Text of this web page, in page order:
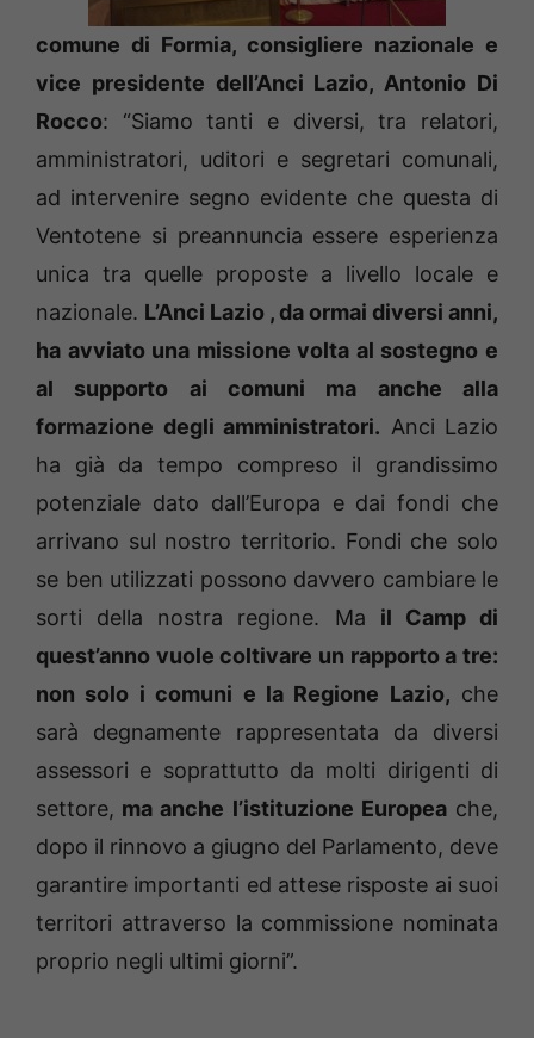
comune di Formia, consigliere nazionale e
vice presidente dell’Anci Lazio, Antonio Di
Rocco: “Siamo tanti e diversi, tra relatori,
amministratori, uditori e segretari comunali,
ad intervenire segno evidente che questa di
Ventotene si preannuncia essere esperienza
unica tra quelle proposte a livello locale e
nazionale. L’Anci Lazio , da ormai diversi anni,
ha avviato una missione volta al sostegno e
al supporto ai comuni ma anche alla
formazione degli amministratori. Anci Lazio
ha già da tempo compreso il grandissimo
potenziale dato dall’Europa e dai fondi che
arrivano sul nostro territorio. Fondi che solo
se ben utilizzati possono davvero cambiare le
sorti della nostra regione. Ma il Camp di
quest’anno vuole coltivare un rapporto a tre:
non solo i comuni e la Regione Lazio, che
sarà degnamente rappresentata da diversi
assessori e soprattutto da molti dirigenti di
settore, ma anche l’istituzione Europeache,
dopo il rinnovo a giugno del Parlamento, deve
garantire importanti ed attese risposte ai suoi
territori attraverso la commissione nominata
proprio negli ultimi giorni”.